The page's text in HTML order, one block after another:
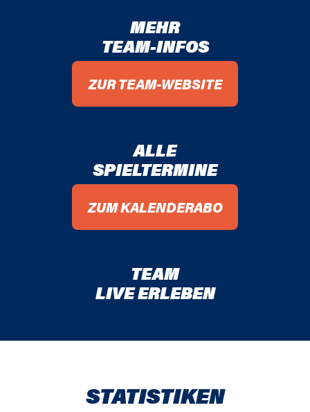
MEHR
TEAM-INFOS
ZUR TEAM-WEBSITE
ALLE
SPIELTERMINE
ZUM KALENDERABO
TEAM
LIVE ERLEBEN
STATISTIKEN